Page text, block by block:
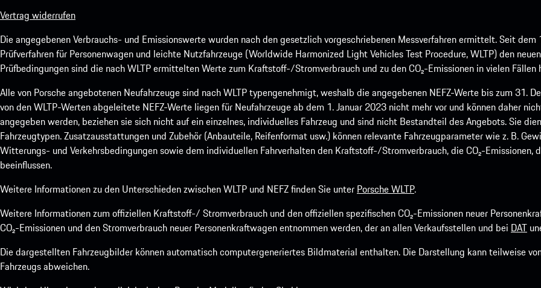
Vertrag widerrufen
Die angegebenen Verbrauchs- und Emissionswerte wurden nach den gesetzlich vorgeschriebenen Messverfahren ermittelt. Seit
Prüfverfahren für Personenwagen und leichte Nutzfahrzeuge (Worldwide Harmonized Light Vehicles Test Procedure, WLTP) den
Prüfbedingungen sind die nach WLTP ermittelten Werte zum Kraftstoff-/Stromverbrauch und zu den CO₂-Emissionen in vielen
Alle von Porsche angebotenen Neufahrzeuge sind nach WLTP typengenehmigt, weshalb die angegebenen NEFZ-Werte bis zum 31.
von den WLTP-Werten abgeleitete NEFZ-Werte liegen für Neufahrzeuge ab dem 1. Januar 2023 nicht mehr vor und können daher
angegeben werden, beziehen sie sich nicht auf ein einzelnes, individuelles Fahrzeug und sind nicht Bestandteil des Angebots. Sie
Fahrzeugtypen. Zusatzausstattungen und Zubehör (Anbauteile, Reifenformat usw.) können relevante Fahrzeugparameter wie z. B.
Witterungs- und Verkehrsbedingungen sowie dem individuellen Fahrverhalten den Kraftstoff-/Stromverbrauch, die CO₂-Emissionen,
beeinflussen.
Weitere Informationen zu den Unterschieden zwischen WLTP und NEFZ finden Sie unter Porsche WLTP.
Weitere Informationen zum offiziellen Kraftstoff-/ Stromverbrauch und den offiziellen spezifischen CO₂-Emissionen neuer
CO₂-Emissionen und den Stromverbrauch neuer Personenkraftwagen entnommen werden, der an allen Verkaufsstellen und bei DAT
Die dargestellten Fahrzeugbilder können automatisch computergeneriertes Bildmaterial enthalten. Die Darstellung kann teilweise
Fahrzeugs abweichen.